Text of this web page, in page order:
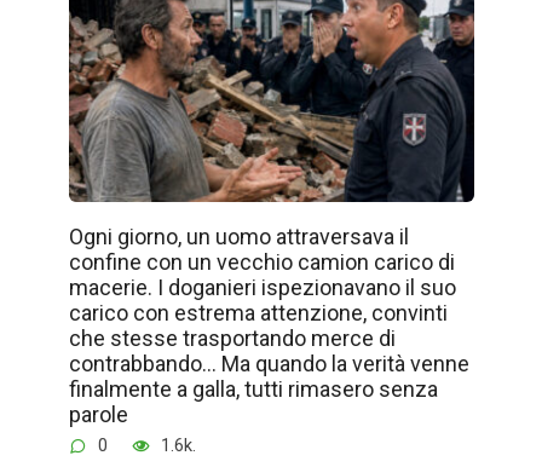
Ogni giorno, un uomo attraversava il
confine con un vecchio camion carico di
macerie. I doganieri ispezionavano il suo
carico con estrema attenzione, convinti
che stesse trasportando merce di
contrabbando… Ma quando la verità venne
finalmente a galla, tutti rimasero senza
parole
0 1.6k.